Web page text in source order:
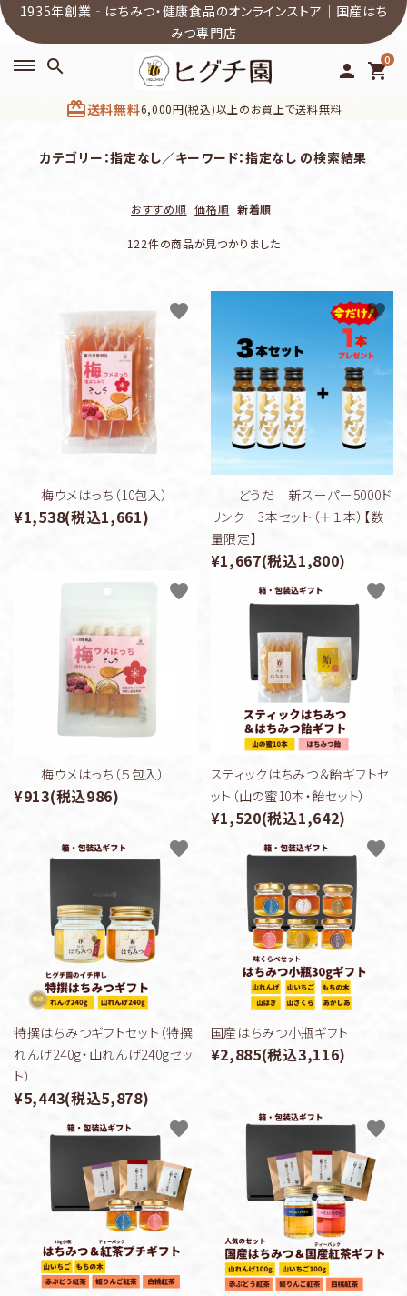
1935年創業‐はちみつ・健康食品のオンラインストア｜国産はち
みつ専門店
search person
0
shopping_cart
card_giftcard送料無料6,000円(税込)以上のお買上で送料無料
search
新規会員登録
カテゴリーから選ぶ
商品一覧
ギフトセット
よくある質問
schedule
カテゴリー：指定なし／キーワード：指定なし の検索結果
おすすめ順 価格順 新着順
122件の商品が見つかりました
梅ウメはっち（10包入）
¥1,538(税込1,661)
favorite
どうだ 新スーパー5000ド
リンク 3本セット（＋１本）【数
量限定】
¥1,667(税込1,800)
favorite
梅ウメはっち（５包入）
¥913(税込986)
favorite
スティックはちみつ＆飴ギフトセ
ット（山の蜜10本・飴セット）
¥1,520(税込1,642)
favorite
特撰はちみつギフトセット（特撰
れんげ240g・山れんげ240gセッ
ト）
¥5,443(税込5,878)
favorite
国産はちみつ小瓶ギフト
¥2,885(税込3,116)
favorite
favorite favorite